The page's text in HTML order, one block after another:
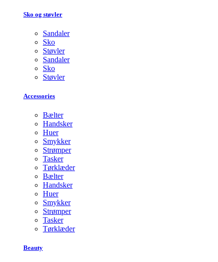
Sko og støvler
Sandaler
Sko
Støvler
Sandaler
Sko
Støvler
Accessories
Bælter
Handsker
Huer
Smykker
Strømper
Tasker
Tørklæder
Bælter
Handsker
Huer
Smykker
Strømper
Tasker
Tørklæder
Beauty